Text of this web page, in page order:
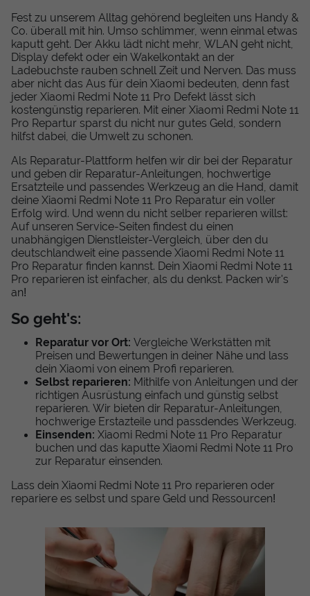
Fest zu unserem Alltag gehörend begleiten uns Handy &
Co. überall mit hin. Umso schlimmer, wenn einmal etwas
kaputt geht. Der Akku lädt nicht mehr, WLAN geht nicht,
Display defekt oder ein Wakelkontakt an der
Ladebuchste rauben schnell Zeit und Nerven. Das muss
aber nicht das Aus für dein Xiaomi bedeuten, denn fast
jeder Xiaomi Redmi Note 11 Pro Defekt lässt sich
kostengünstig reparieren. Mit einer Xiaomi Redmi Note 11
Pro Repartur sparst du nicht nur gutes Geld, sondern
hilfst dabei, die Umwelt zu schonen.
Als Reparatur-Plattform helfen wir dir bei der Reparatur
und geben dir Reparatur-Anleitungen, hochwertige
Ersatzteile und passendes Werkzeug an die Hand, damit
deine Xiaomi Redmi Note 11 Pro Reparatur ein voller
Erfolg wird. Und wenn du nicht selber reparieren willst:
Auf unseren Service-Seiten findest du einen
unabhängigen Dienstleister-Vergleich, über den du
deutschlandweit eine passende Xiaomi Redmi Note 11
Pro Reparatur finden kannst. Dein Xiaomi Redmi Note 11
Pro reparieren ist einfacher, als du denkst. Packen wir's
an!
So geht's:
Reparatur vor Ort:Vergleiche Werkstätten mit
Preisen und Bewertungen in deiner Nähe und lass
dein Xiaomi von einem Profi reparieren.
Selbst reparieren: Mithilfe von Anleitungen und der
richtigen Ausrüstung einfach und günstig selbst
reparieren. Wir bieten dir Reparatur-Anleitungen,
hochwerige Erstazteile und passdendes Werkzeug.
Einsenden:Xiaomi Redmi Note 11 Pro Reparatur
buchen und das kaputte Xiaomi Redmi Note 11 Pro
zur Reparatur einsenden.
Lass dein Xiaomi Redmi Note 11 Pro reparieren oder
repariere es selbst und spare Geld und Ressourcen!